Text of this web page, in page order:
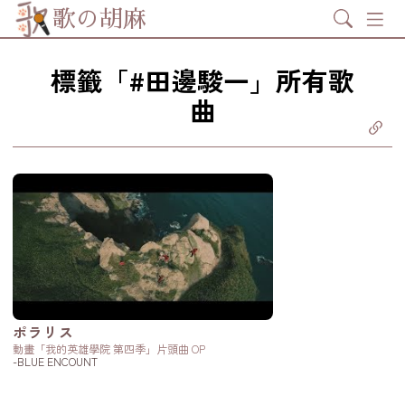
歌の胡麻 Search
標籤「#田邊駿一」所有歌
曲
鏈結
ポラリス
動畫「我的英雄學院 第四季」片頭曲 OP
-BLUE ENCOUNT